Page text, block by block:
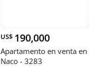
US$ 190,000
Apartamento en venta en
Naco - 3283